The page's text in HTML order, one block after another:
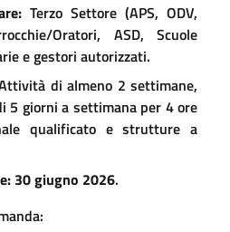
Terzo Settore (APS, ODV,
Oratori, ASD, Scuole
e gestori autorizzati.
di almeno 2 settimane,
5 giorni a settimana per 4 ore
qualificato e strutture a
30 giugno 2026.